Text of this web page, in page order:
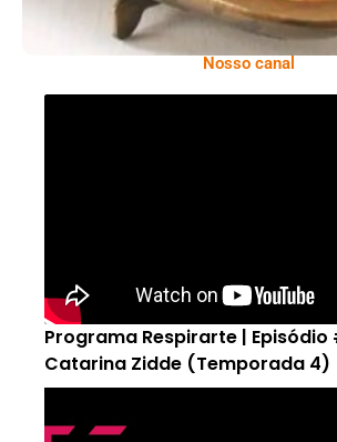
Nosso canal
Programa Respirarte | Episódio
Catarina Zidde (Temporada 4)